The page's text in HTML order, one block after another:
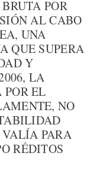
POR
AL CABO
UNA
QUE SUPERA
Y
LA
EL
NO
PARA
RÉDITOS